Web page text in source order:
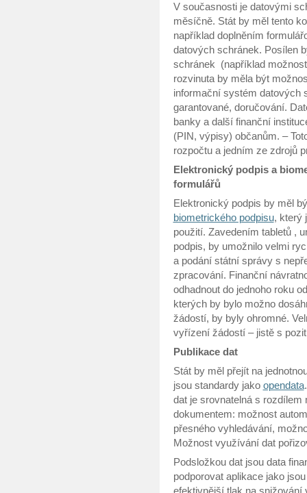
V současnosti je datovými
měsíčně. Stát by měl tento
například doplněním
datových schránek. Posílen
schránek (například
rozvinuta by měla být
informační systém datových
garantované, doručování.
banky a další finanční
(PIN, výpisy) občanům. –
rozpočtu a jedním ze zdrojů
Elektronický podpis a
formulářů
Elektronický podpis by měl
biometrického podpisu, který
použití. Zavedením tabletů ,
podpis, by umožnilo velmi
a podání státní správy s
zpracování. Finanční
odhadnout do jednoho roku
kterých by bylo možno
žádostí, by byly ohromné.
vyřízení žádostí – jistě s
Publikace dat
Stát by měl přejít na
jsou standardy jako opendata
dat je srovnatelná s
dokumentem: možnost
přesného vyhledávání,
Možnost využívání dat
Podsložkou dat jsou data
podporovat aplikace jako
efektivnější tlak na snižování